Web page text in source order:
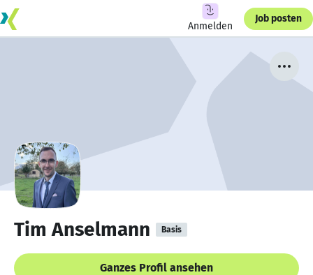
Anmelden
Job posten
Tim Anselmann Basis
Ganzes Profil ansehen